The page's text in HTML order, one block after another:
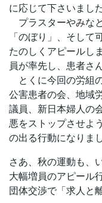
に応じて下さいました
プラスターやみな
「のぼり」、そして
たのしくアピールし
員が率先し、患者さ
とくに今回の労組
公害患者の会、地域
議員、新日本婦人の
悪をストップさせよ
の出る行動になりまし
さあ、秋の運動も、
大幅増員のアピール
団体交渉で「求人と